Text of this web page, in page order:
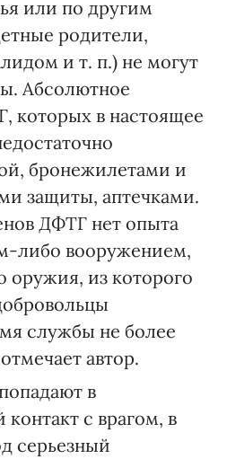
или по другим
родители,
и т. п.) не могут
Абсолютное
которых в настоящее
бронежилетами и
защиты, аптечками.
ДФТГ нет опыта
либо вооружением,
оружия, из которого
службы не более
автор.
в
с врагом, в
серьезный